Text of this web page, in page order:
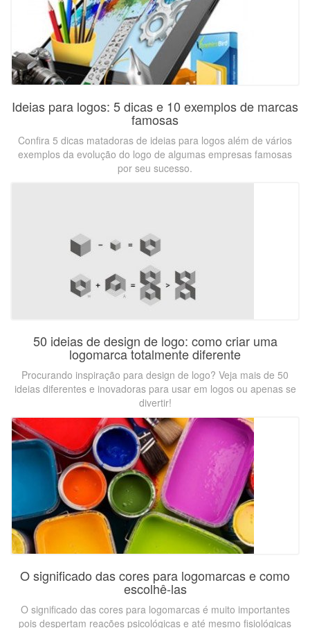
Ideias para logos: 5 dicas e 10 exemplos de marcas
famosas
Confira 5 dicas matadoras de ideias para logos além de vários
exemplos da evolução do logo de algumas empresas famosas
por seu sucesso.
50 ideias de design de logo: como criar uma
logomarca totalmente diferente
Procurando inspiração para design de logo? Veja mais de 50
ideias diferentes e inovadoras para usar em logos ou apenas se
divertir!
O significado das cores para logomarcas e como
escolhê-las
O significado das cores para logomarcas é muito importantes
pois despertam reações psicológicas e até mesmo fisiológicas